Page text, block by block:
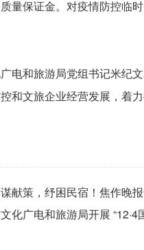
量保证金。对疫情防控临
和旅游局党组书记米纪文
和文旅企业经营发展，着
献策，纾困民宿！焦作晚
化广电和旅游局开展 “12·4